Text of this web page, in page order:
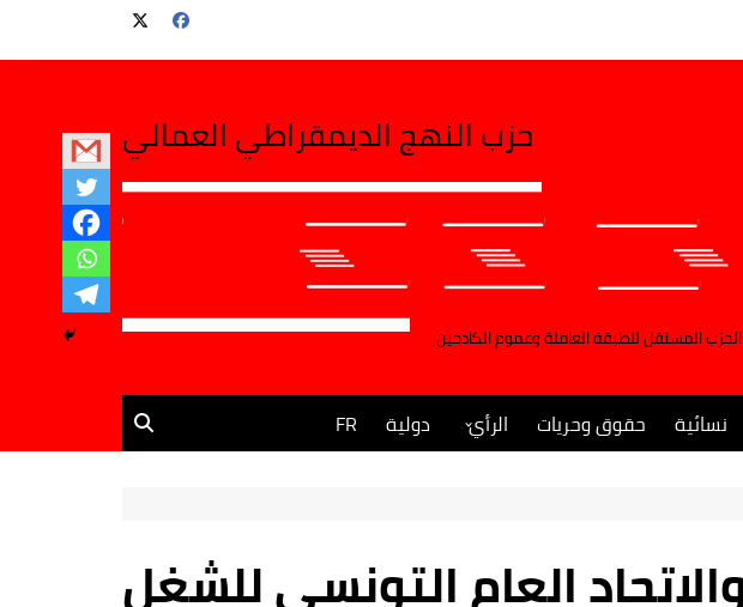
حزب النهج الديمقراطي العمالي
الحزب المستقل للطبقة العاملة وعموم الكادحين
نسائية حقوق وحريات الرأي دولية FR
العام التونسي للشغل